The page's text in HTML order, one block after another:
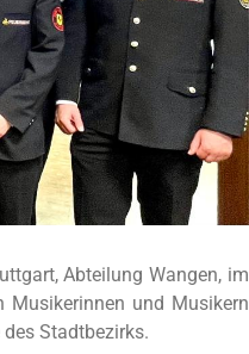
Abteilung Wangen, im
Musikerinnen und Musikern
Stadtbezirks.